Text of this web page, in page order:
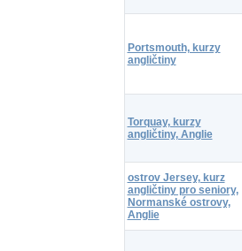
Portsmouth, kurzy
angličtiny
Torquay, kurzy
angličtiny, Anglie
ostrov Jersey, kurz
angličtiny pro seniory,
Normanské ostrovy,
Anglie